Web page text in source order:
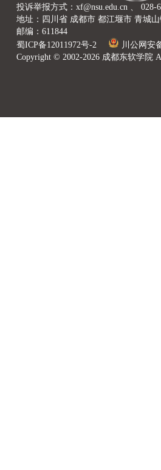
投诉举报方式：xf@nsu.edu.cn 、 028-
地址：四川省 成都市 都江堰市 青城
邮编：611844
蜀ICP备12011972号-2
川公网安
Copyright © 2002-2026 成都东软学院